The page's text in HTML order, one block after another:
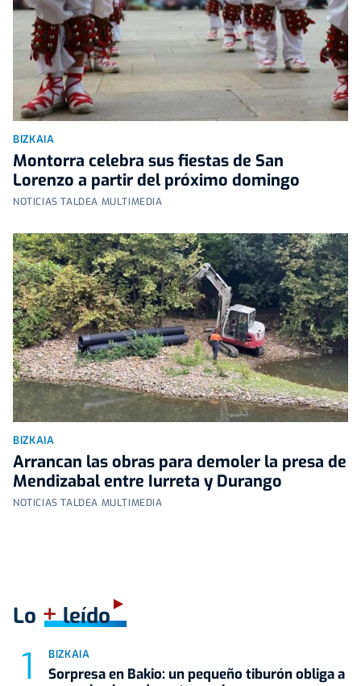
BIZKAIA
Montorra celebra sus fiestas de San
Lorenzo a partir del próximo domingo
NOTICIAS TALDEA MULTIMEDIA
BIZKAIA
Arrancan las obras para demoler la presa de
Mendizabal entre Iurreta y Durango
NOTICIAS TALDEA MULTIMEDIA
Lo +leído
BIZKAIA
Sorpresa en Bakio: un pequeño tiburón obliga a